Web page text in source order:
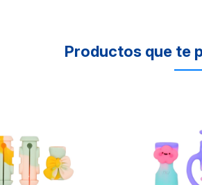
Productos que te